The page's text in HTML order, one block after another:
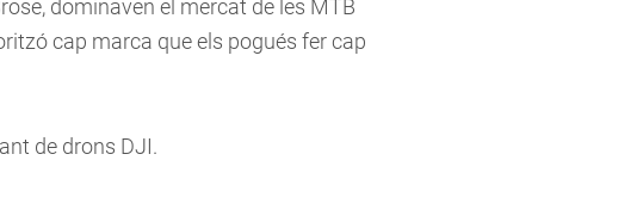
dominaven el mercat de les MTB
cap marca que els pogués fer cap
de drons DJI.